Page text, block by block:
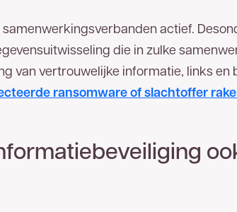
actief.
die in zulke
van vertrouwelijke informatie, links en
ransomware of slachtoffer